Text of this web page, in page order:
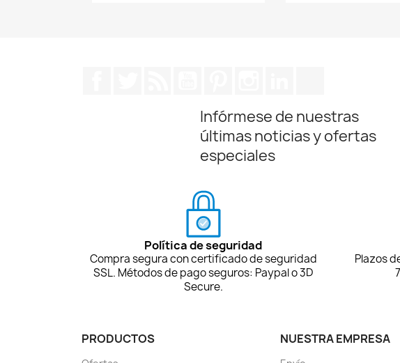
Infórmese de nuestras
últimas noticias y ofertas
especiales
Política de seguridad
Compra segura con certificado de seguridad
SSL. Métodos de pago seguros: Paypal o 3D
Secure.
Plazos
PRODUCTOS NUESTRA EMPRESA